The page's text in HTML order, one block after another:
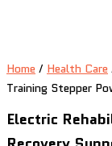
Home / Health Care
Training Stepper
Electric